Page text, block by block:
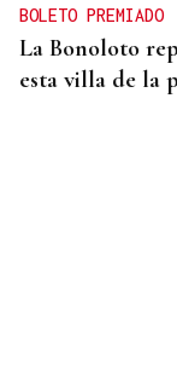
BOLETO PREMIADO
La Bonoloto
esta villa de la